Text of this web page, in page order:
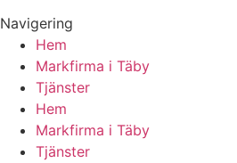
Navigering
Hem
Markfirma i Täby
Tjänster
Hem
Markfirma i Täby
Tjänster